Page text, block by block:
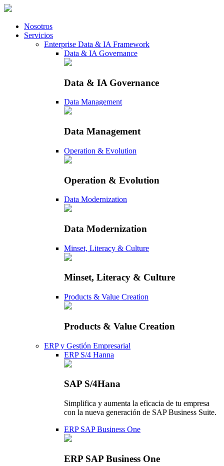
Nosotros
Servicios
Enterprise Data & IA Framework
Data & IA Governance
Data & IA Governance
Data Management
Data Management
Operation & Evolution
Operation & Evolution
Data Modernization
Data Modernization
Minset, Literacy & Culture
Minset, Literacy & Culture
Products & Value Creation
Products & Value Creation
ERP y Gestión Empresarial
ERP S/4 Hanna
SAP S/4Hana
Simplifica y aumenta la eficacia de tu empresa
con la nueva generación de SAP Business Suite.
ERP SAP Business One
ERP SAP Business One